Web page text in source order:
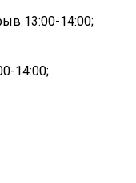
13:00-14:00;
14:00;